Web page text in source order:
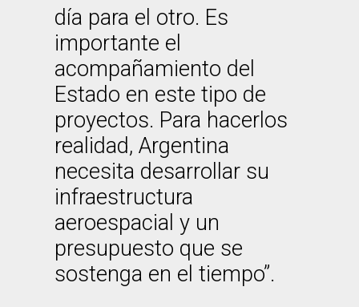
día para el otro. Es
importante el
acompañamiento del
Estado en este tipo de
proyectos. Para hacerlos
realidad, Argentina
necesita desarrollar su
infraestructura
aeroespacial y un
presupuesto que se
sostenga en el tiempo”.